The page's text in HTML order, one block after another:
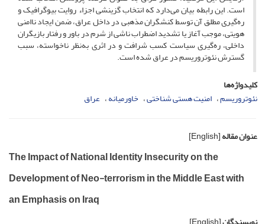
است. این رابطه بیان می‌دارد که انتخاب گزینشی اجزاء روایت بیوگرافیک و
ره‌گیری مطلق آن توسط کنشگران مذهبی در داخل عراق، ضمن ایجاد ناامنی
هویتی، موجب آغاز یا تشدید اضطراب ناشی از شرم در باور و رفتار بازیگران
داخلی، ره‌گیری سیاست کسب شرافت و در اثری به‌نظر ناخواسته، سبب
گسترش نئوتروریسم در عراق شده است.
کلیدواژه‌ها
نئوتروریسم امنیت هستی شناختی خاورمیانه عراق
عنوان مقاله[English]
The Impact of National Identity Insecurity on the
Development of Neo-terrorism in the Middle East with
an Emphasis on Iraq